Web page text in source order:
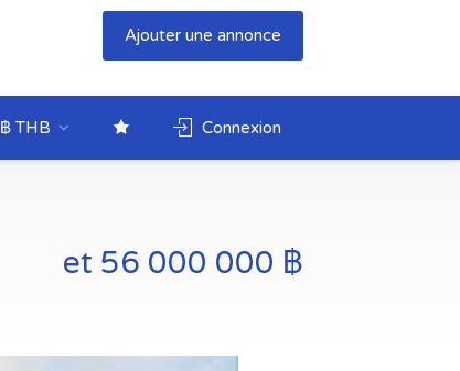
Ajouter une annonce
Connexion
฿ THB
et 56 000 000 ฿